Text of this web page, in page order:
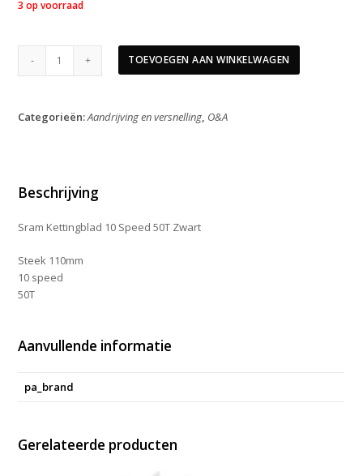
3 op voorraad
Sram
50T
TOEVOEGEN AAN WINKELWAGEN
Categorieën:Aandrijving en versnelling, O&A
Beschrijving
Sram Kettingblad 10 Speed 50T Zwart
Steek 110mm
10 speed
50T
Aanvullende informatie
pa_brand
Gerelateerde producten